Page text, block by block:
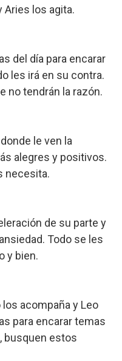
Aries los agita.
del día para encarar
les irá en su contra.
no tendrán la razón.
le ven la
alegres y positivos.
necesita.
de su parte y
Todo se les
y bien.
acompaña y Leo
para encarar temas
busquen estos